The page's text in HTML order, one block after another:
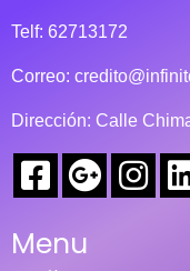
Telf: 62713172
Correo:
Dirección: Calle
Menu